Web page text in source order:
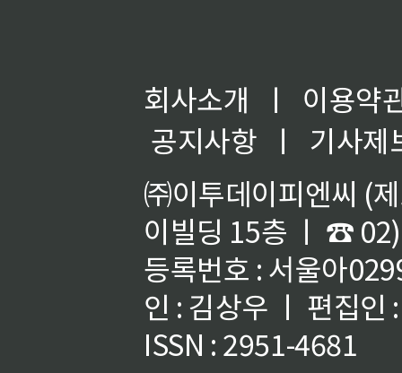
회사소개 ㅣ
이용약
공지사항
ㅣ
기사제
㈜이투데이피엔씨 (
이빌딩 15층 ㅣ ☎
등록번호 : 서울아
인 : 김상우 ㅣ 편집인
ISSN : 2951-4681